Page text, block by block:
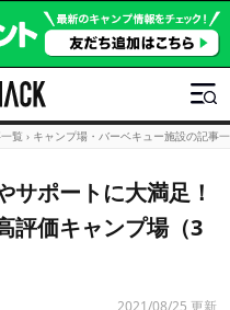
覧 › キャンプ場・バーベキュー施設の記事
サポートに大満足！
評価キャンプ場（3